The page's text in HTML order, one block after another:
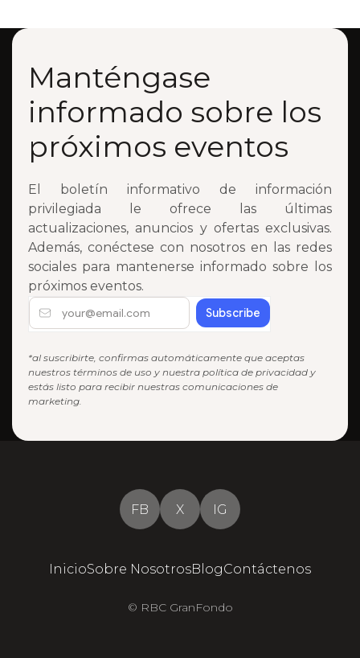
Manténgase
informado sobre los
próximos eventos
El boletín informativo de información
privilegiada le ofrece las últimas
actualizaciones, anuncios y ofertas exclusivas.
Además, conéctese con nosotros en las redes
sociales para mantenerse informado sobre los
próximos eventos.
*al suscribirte, confirmas automáticamente que aceptas
nuestros términos de uso y nuestra política de privacidad y
estás listo para recibir nuestras comunicaciones de
marketing.
FB X IG
InicioSobre NosotrosBlogContáctenos
© RBC GranFondo